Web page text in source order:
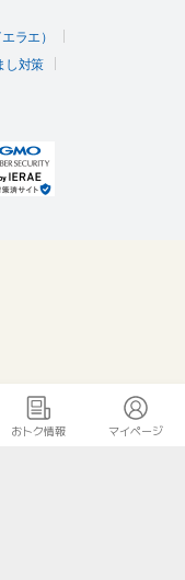
ラエ）
し対策
おトク情報 マイページ